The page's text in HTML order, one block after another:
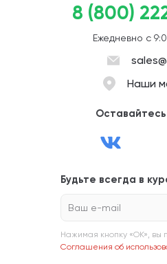
8 (800)
Ежедневно с
Наши
Оставайтесь
Будьте всегда в
Ваш e-mail
Нажимая кнопку «ОК», вы
Соглашения об